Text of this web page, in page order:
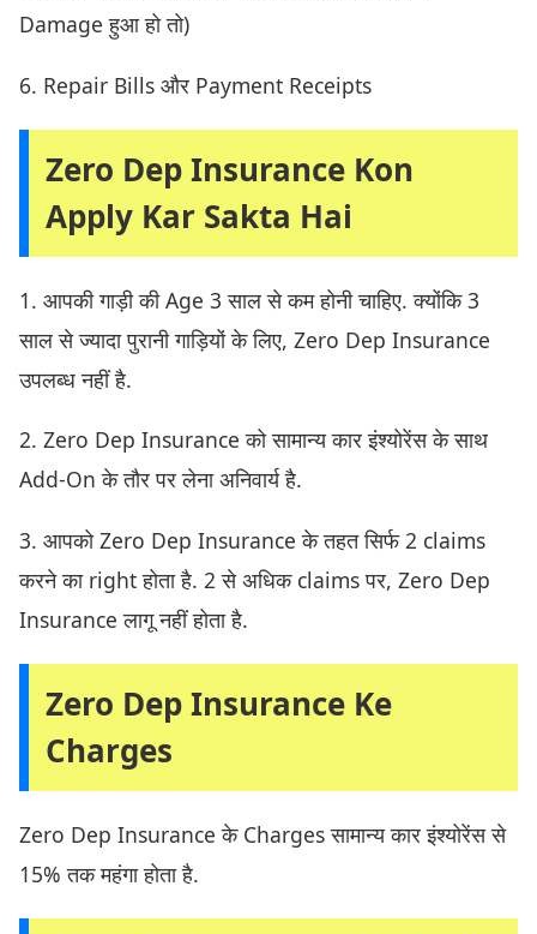
Damage हुआ हो तो)
6. Repair Bills और Payment Receipts
Zero Dep Insurance Kon
Apply Kar Sakta Hai
1. आपकी गाड़ी की Age 3 साल से कम होनी चाहिए. क्योंकि 3
साल से ज्यादा पुरानी गाड़ियों के लिए, Zero Dep Insurance
उपलब्ध नहीं है.
2. Zero Dep Insurance को सामान्य कार इंश्योरेंस के साथ
Add-On के तौर पर लेना अनिवार्य है.
3. आपको Zero Dep Insurance के तहत सिर्फ 2 claims
करने का right होता है. 2 से अधिक claims पर, Zero Dep
Insurance लागू नहीं होता है.
Zero Dep Insurance Ke
Charges
Zero Dep Insurance के Charges सामान्य कार इंश्योरेंस से
15% तक महंगा होता है.